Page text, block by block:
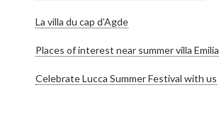
La villa du cap d’Agde
Places of interest near summer villa Emilia
Celebrate Lucca Summer Festival with us